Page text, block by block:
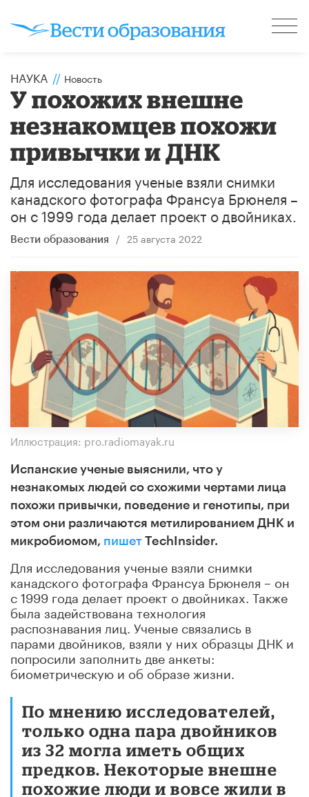
НАУКА // Новость
У похожих внешне
незнакомцев похожи
привычки и ДНК
Для исследования ученые взяли снимки
канадского фотографа Франсуа Брюнеля –
он с 1999 года делает проект о двойниках.
Вести образования / 25 августа 2022
Иллюстрация: pro.radiomayak.ru
Испанские ученые выяснили, что у
незнакомых людей со схожими чертами лица
похожи привычки, поведение и генотипы, при
этом они различаются метилированием ДНК и
микробиомом, пишет TechInsider.
Для исследования ученые взяли снимки
канадского фотографа Франсуа Брюнеля – он
с 1999 года делает проект о двойниках. Также
была задействована технология
распознавания лиц. Ученые связались в
парами двойников, взяли у них образцы ДНК и
попросили заполнить две анкеты:
биометрическую и об образе жизни.
По мнению исследователей,
только одна пара двойников
из 32 могла иметь общих
предков. Некоторые внешне
похожие люди и вовсе жили в